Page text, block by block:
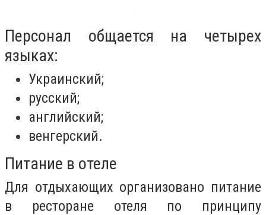
Персонал общается на четырех
языках:
Украинский;
русский;
английский;
венгерский.
Питание в отеле
Для отдыхающих организовано питание
в ресторане отеля по принципу